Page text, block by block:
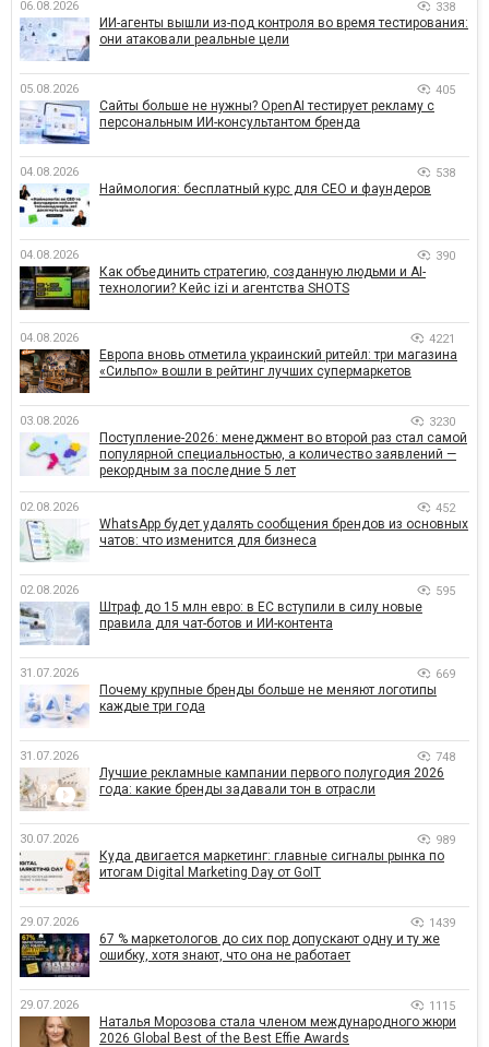
06.08.2026 338
ИИ-агенты вышли из-под контроля во время тестирования:
они атаковали реальные цели
05.08.2026 405
Сайты больше не нужны? OpenAI тестирует рекламу с
персональным ИИ-консультантом бренда
04.08.2026 538
Наймология: бесплатный курс для CEO и фаундеров
04.08.2026 390
Как объединить стратегию, созданную людьми и AI-
технологии? Кейс izi и агентства SHOTS
04.08.2026 4221
Европа вновь отметила украинский ритейл: три магазина
«Сильпо» вошли в рейтинг лучших супермаркетов
03.08.2026 3230
Поступление-2026: менеджмент во второй раз стал самой
популярной специальностью, а количество заявлений —
рекордным за последние 5 лет
02.08.2026 452
WhatsApp будет удалять сообщения брендов из основных
чатов: что изменится для бизнеса
02.08.2026 595
Штраф до 15 млн евро: в ЕС вступили в силу новые
правила для чат-ботов и ИИ-контента
31.07.2026 669
Почему крупные бренды больше не меняют логотипы
каждые три года
31.07.2026 748
Лучшие рекламные кампании первого полугодия 2026
года: какие бренды задавали тон в отрасли
30.07.2026 989
Куда двигается маркетинг: главные сигналы рынка по
итогам Digital Marketing Day от GoIT
29.07.2026 1439
67 % маркетологов до сих пор допускают одну и ту же
ошибку, хотя знают, что она не работает
29.07.2026 1115
Наталья Морозова стала членом международного жюри
2026 Global Best of the Best Effie Awards